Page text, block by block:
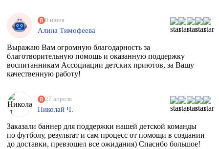
8 июня
Алина Тимофеева
Выражаю Вам огромную благодарность за
благотворительную помощь и оказанную поддержку
воспитанникам Ассоциации детских приютов, за Вашу
качественную работу!
27 апреля
Николай Ч.
Заказали баннер для поддержки нашей детской команды
по футболу, результат и сам процесс от помощи в создании
до доставки, превзошел все ожидания) Спасибо большое!